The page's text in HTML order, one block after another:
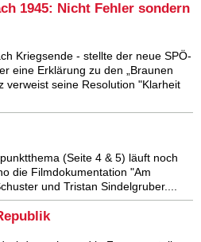
1945: Nicht Fehler sondern
Kriegsende - stellte der neue SPÖ-
eine Erklärung zu den „Braunen
verweist seine Resolution "Klarheit
(Seite 4 & 5) läuft noch
die Filmdokumentation "Am
und Tristan Sindelgruber....